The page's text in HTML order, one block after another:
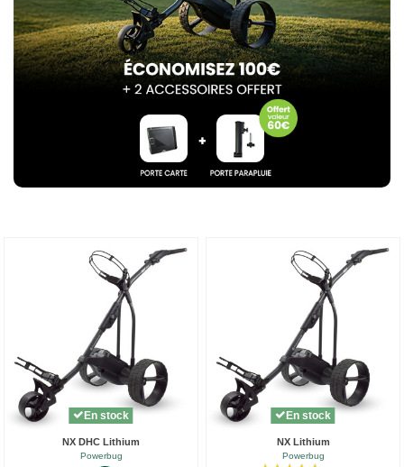
En stock
NX DHC Lithium
Powerbug
En stock
NX Lithium
Powerbug